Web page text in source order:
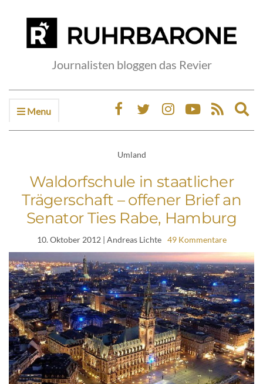
Journalisten bloggen das Revier
Menu
Umland
Waldorfschule in staatlicher
Trägerschaft – offener Brief an
Senator Ties Rabe, Hamburg
10. Oktober 2012| Andreas Lichte 49 Kommentare